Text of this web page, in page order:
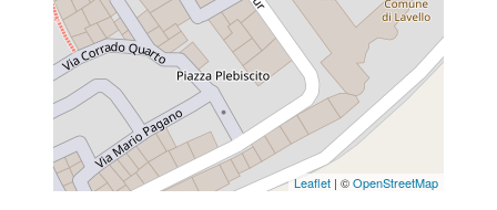
Leaflet | ©OpenStreetMap